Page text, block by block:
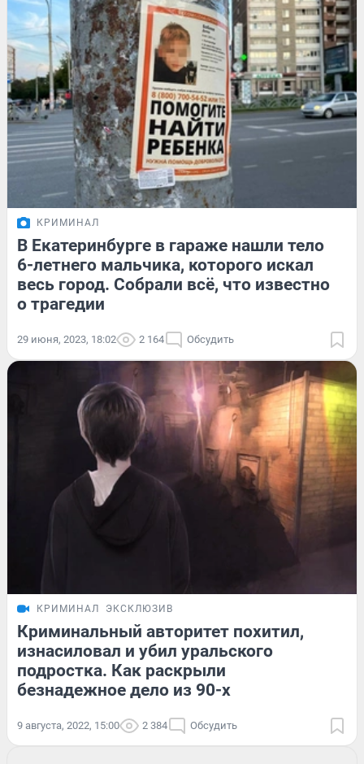
КРИМИНАЛ
В Екатеринбурге в гараже нашли тело
6-летнего мальчика, которого искал
весь город. Собрали всё, что известно
о трагедии
29 июня, 2023, 18:02 2 164 Обсудить
КРИМИНАЛ ЭКСКЛЮЗИВ
Криминальный авторитет похитил,
изнасиловал и убил уральского
подростка. Как раскрыли
безнадежное дело из 90-х
9 августа, 2022, 15:00 2 384 Обсудить